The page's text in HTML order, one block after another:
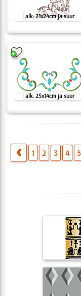
alk. 21x24cm ja suur
alk. 25x14cm ja suur
1 2 3 4 5